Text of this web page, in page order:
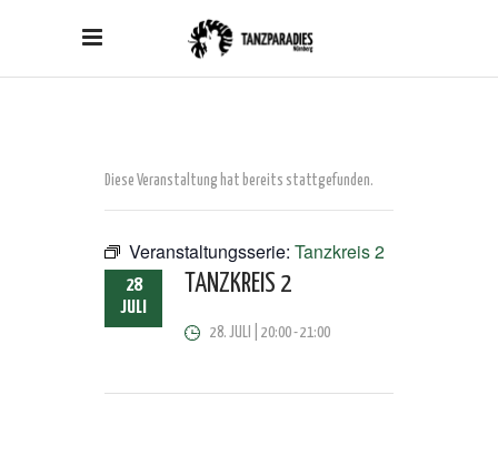
Diese Veranstaltung hat bereits stattgefunden.
Veranstaltungsserie: Tanzkreis 2
28
JULI
TANZKREIS 2
28. JULI | 20:00-21:00